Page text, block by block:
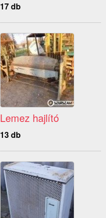
17 db
Lemez hajlító
13 db